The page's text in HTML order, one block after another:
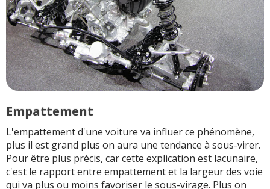
Empattement
L'empattement d'une voiture va influer ce phénomène,
plus il est grand plus on aura une tendance à sous-virer.
Pour être plus précis, car cette explication est lacunaire,
c'est le rapport entre empattement et la largeur des voie
qui va plus ou moins favoriser le sous-virage. Plus on